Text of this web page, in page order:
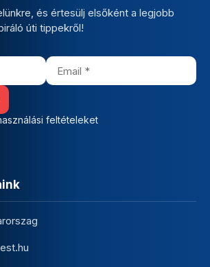
és értesülj elsőként a legjobb
úti tippekről!
feltételeket